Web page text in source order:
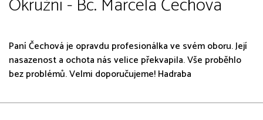
Paní Čechová je opravdu profesionálka ve svém oboru. Její
nasazenost a ochota nás velice překvapila. Vše proběhlo
bez problémů. Velmi doporučujeme! Hadraba